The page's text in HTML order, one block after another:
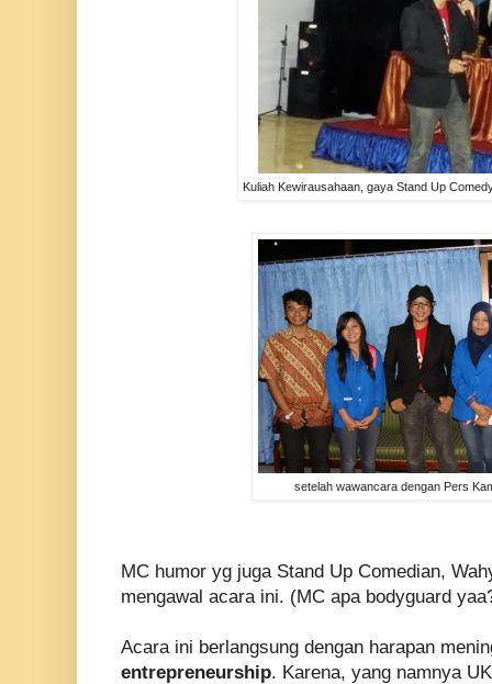
Kuliah Kewirausahaan, gaya Stand Up
setelah wawancara dengan Pers
MC humor yg juga Stand Up Comedian,
mengawal acara ini. (MC apa bodyguard
Acara ini berlangsung dengan harapan
entrepreneurship. Karena, yang namnya